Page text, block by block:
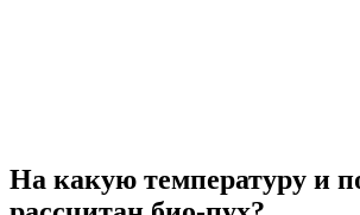
На какую температуру и